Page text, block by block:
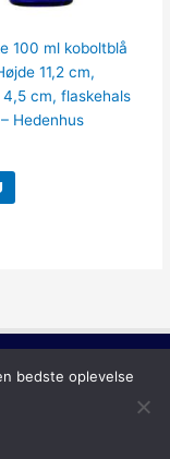
100 ml koboltblå
11,2 cm,
cm, flaskehals
Hedenhus
bedste oplevelse